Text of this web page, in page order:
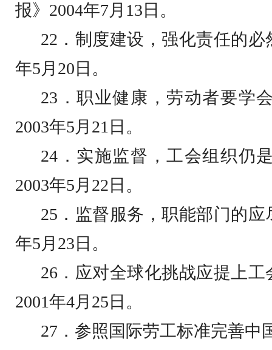
报》 2004年7月 13 日 。
22 ．制度建设，强化责任的
年5月 20 日 。
23 ．职业健康，劳动者要学
2003年5月 21 日 。
24 ．实施监督，工会组织仍
2003年5月 22 日 。
25 ．监督服务，职能部门的
年5月 23 日 。
26 ．应对全球化挑战应提上
2001年4月 25 日 。
27 ．参照国际劳工标准完善